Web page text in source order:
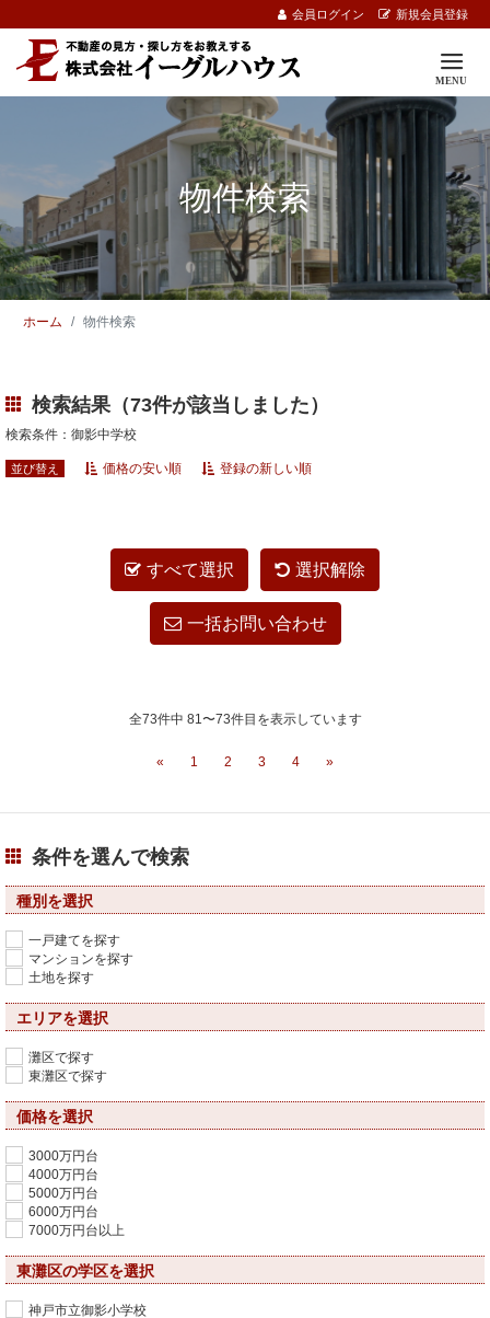
会員ログイン 新規会員登録
物件検索
ホーム 物件検索
検索結果（73件が該当しました）
検索条件：御影中学校
並び替え 価格の安い順 登録の新しい順
すべて選択 選択解除
一括お問い合わせ
全73件中 81〜73件目を表示しています
« 1 2 3 4 »
条件を選んで検索
種別を選択
一戸建てを探す
マンションを探す
土地を探す
エリアを選択
灘区で探す
東灘区で探す
価格を選択
3000万円台
4000万円台
5000万円台
6000万円台
7000万円台以上
東灘区の学区を選択
神戸市立御影小学校